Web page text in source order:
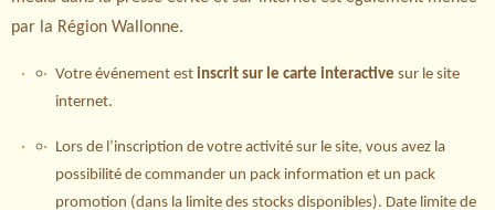
par la Région Wallonne.
Votre événement est inscrit sur le carte interactive sur le site
internet.
Lors de l’inscription de votre activité sur le site, vous avez la
possibilité de commander un pack information et un pack
promotion (dans la limite des stocks disponibles). Date limite de